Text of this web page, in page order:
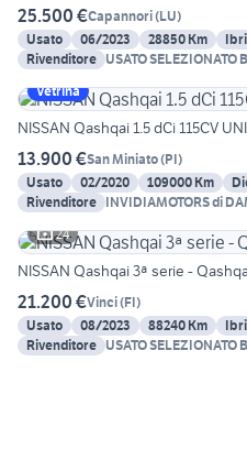
25.500 €Capannori(LU)
Usato
06/2023 28850 Km
Rivenditore USATO SELEZIONATO
Vetrina
NISSAN Qashqai 1.5 dCi 115CV
13.900 €San Miniato(PI)
Usato
02/2020 109000 Km
Rivenditore INVIDIAMOTORS di
24
NISSAN Qashqai 3ª serie -
21.200 €Vinci(FI)
Usato
08/2023 88240 Km
Rivenditore USATO SELEZIONATO